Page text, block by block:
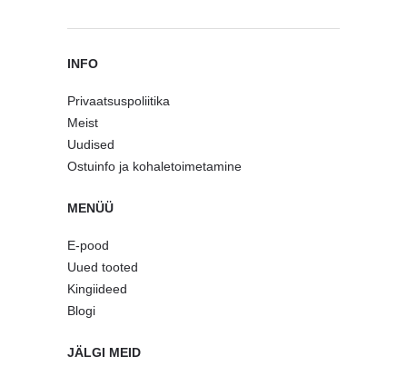
INFO
Privaatsuspoliitika
Meist
Uudised
Ostuinfo ja kohaletoimetamine
MENÜÜ
E-pood
Uued tooted
Kingiideed
Blogi
JÄLGI MEID